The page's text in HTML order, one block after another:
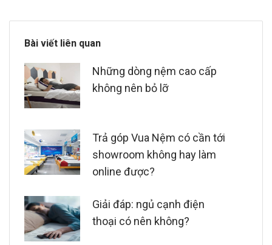
Bài viết liên quan
Những dòng nệm cao cấp
không nên bỏ lỡ
Trả góp Vua Nệm có cần tới
showroom không hay làm
online được?
Giải đáp: ngủ cạnh điện
thoại có nên không?